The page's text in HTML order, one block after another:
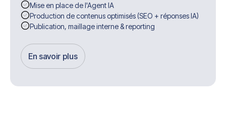
Mise en place de l'Agent IA
Production de contenus optimisés (SEO + réponses IA)
Publication, maillage interne & reporting
En savoir plus
Get Started